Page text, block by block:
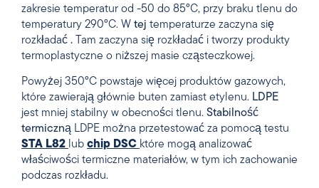
zakresie temperatur od -50 do 85°C, przy braku tlenu do
temperatury 290°C. W tej temperaturze zaczyna się
rozkładać . Tam zaczyna się rozkładać i tworzy produkty
termoplastyczne o niższej masie cząsteczkowej.
Powyżej 350°C powstaje więcej produktów gazowych,
które zawierają głównie buten zamiast etylenu. LDPE
jest mniej stabilny w obecności tlenu. Stabilność
termiczną LDPE można przetestować za pomocą testu
STA L82 lub chip DSC które mogą analizować
właściwości termiczne materiałów, w tym ich zachowanie
podczas rozkładu.